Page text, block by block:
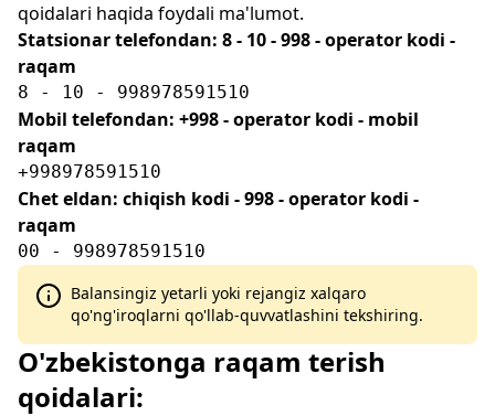
qoidalari haqida foydali ma'lumot.
Statsionar telefondan: 8 - 10 - 998 - operator kodi -
raqam
8 - 10 - 998978591510
Mobil telefondan: +998 - operator kodi - mobil
raqam
+998978591510
Chet eldan: chiqish kodi - 998 - operator kodi -
raqam
00 - 998978591510
Balansingiz yetarli yoki rejangiz xalqaro
qo'ng'iroqlarni qo'llab-quvvatlashini tekshiring.
O'zbekistonga raqam terish
qoidalari: